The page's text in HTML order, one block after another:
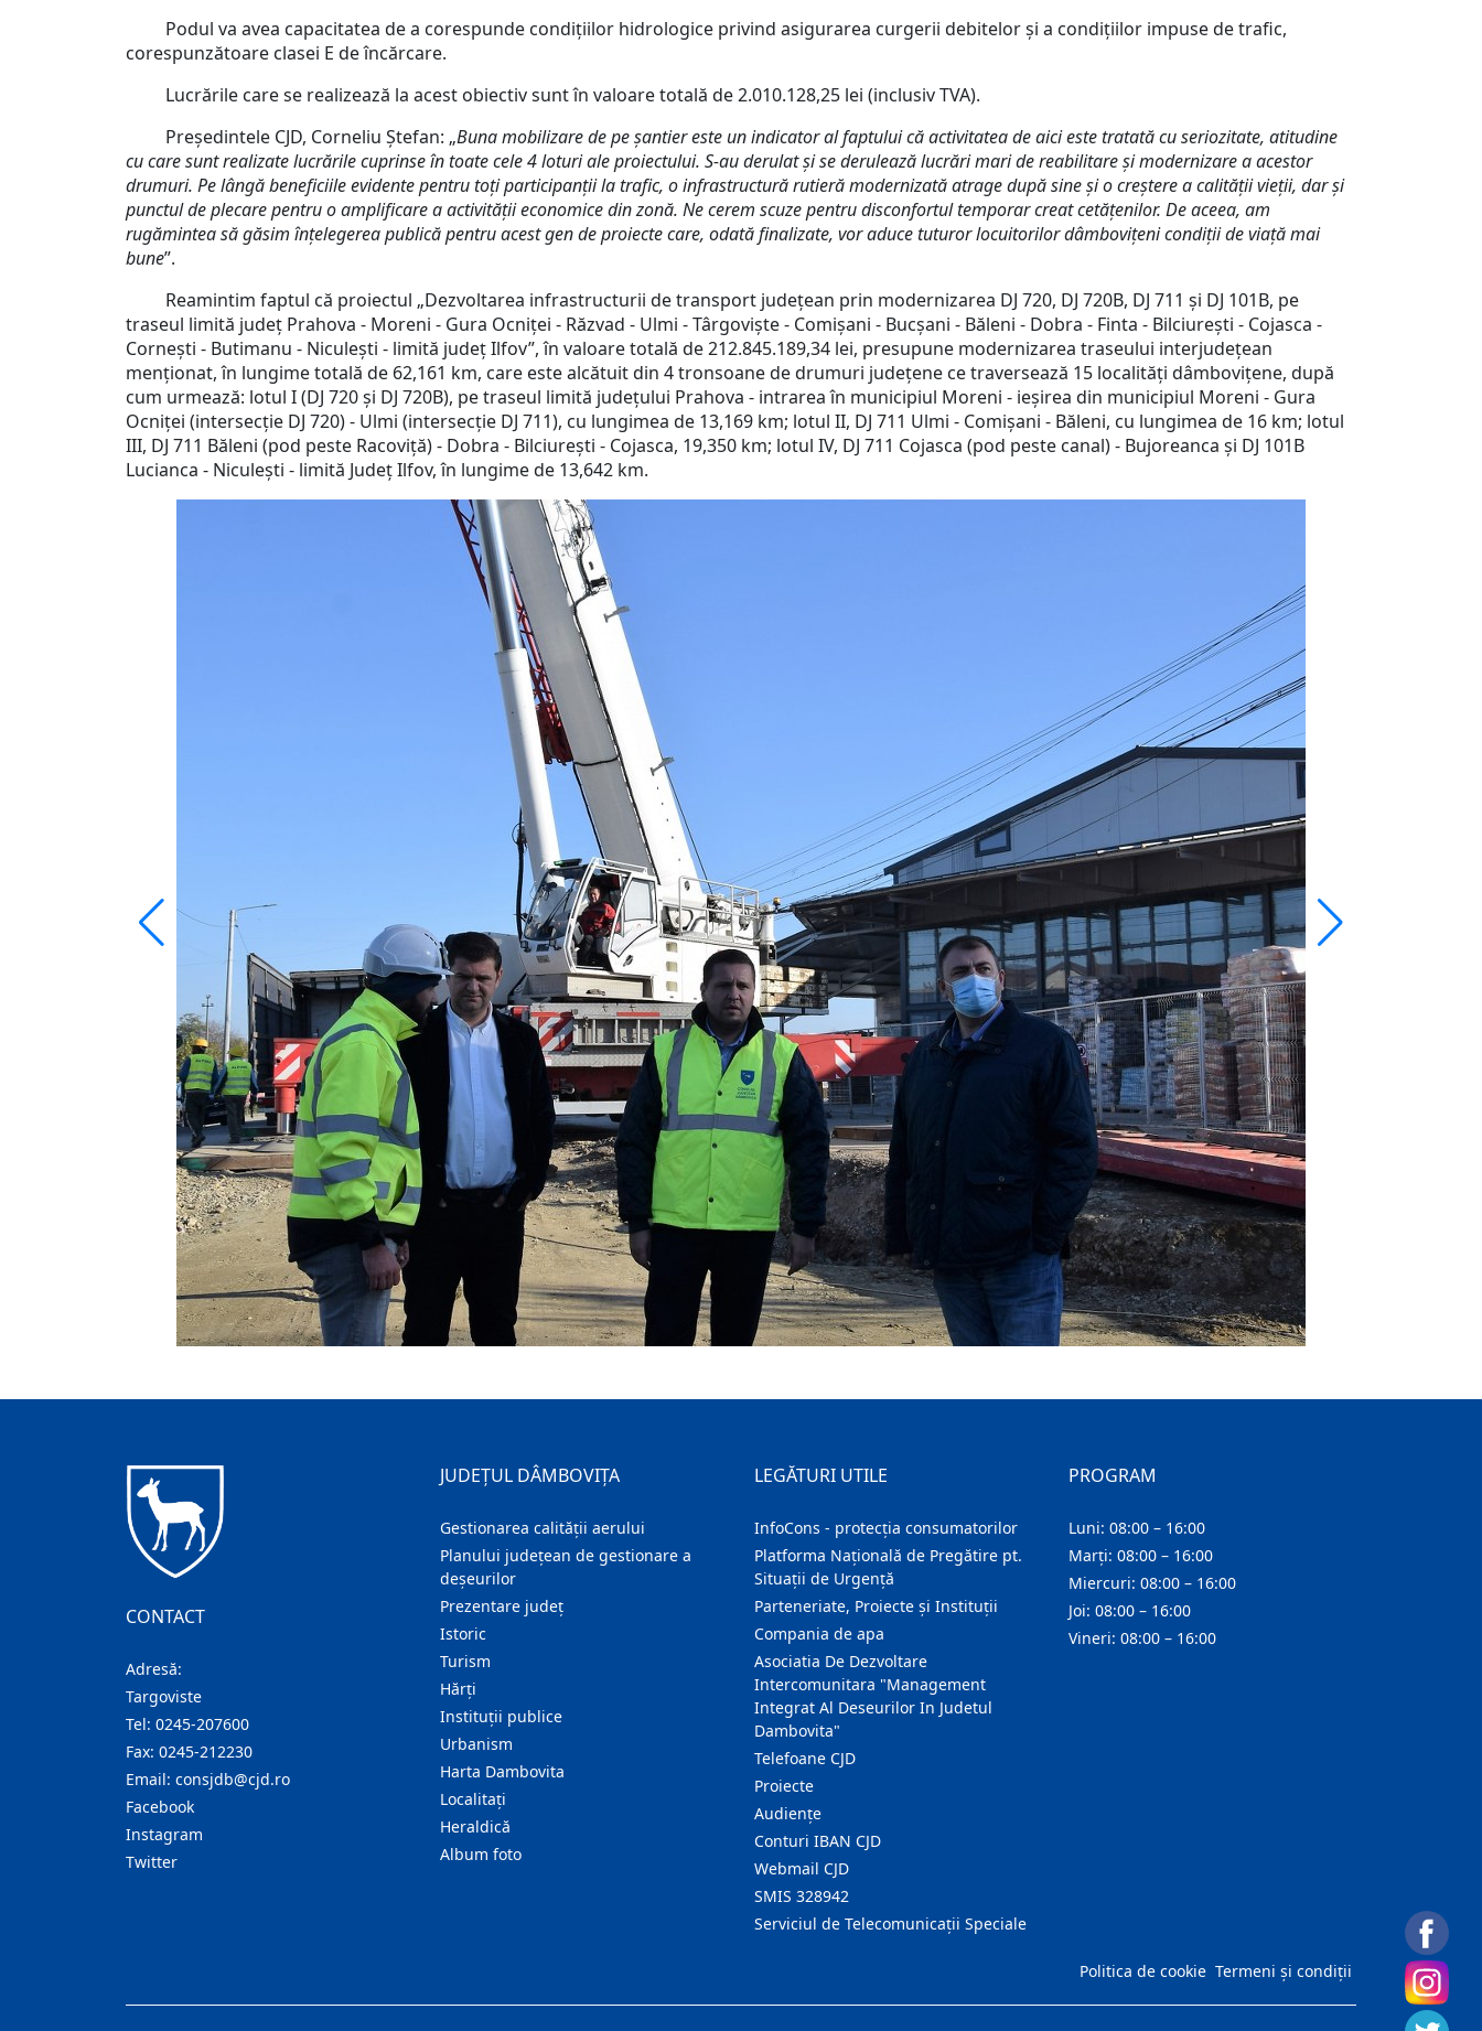
Podul va avea capacitatea de a corespunde condițiilor hidrologice privind asigurarea curgerii debitelor și a condițiilor impuse de trafic,
corespunzătoare clasei E de încărcare.
Lucrările care se realizează la acest obiectiv sunt în valoare totală de 2.010.128,25 lei (inclusiv TVA).
Președintele CJD, Corneliu Ștefan: „Buna mobilizare de pe șantier este un indicator al faptului că activitatea de aici este tratată cu seriozitate, atitudine
cu care sunt realizate lucrările cuprinse în toate cele 4 loturi ale proiectului. S-au derulat și se derulează lucrări mari de reabilitare şi modernizare a acestor
drumuri. Pe lângă beneficiile evidente pentru toţi participanţii la trafic, o infrastructură rutieră modernizată atrage după sine și o creștere a calităţii vieţii, dar și
punctul de plecare pentru o amplificare a activității economice din zonă. Ne cerem scuze pentru disconfortul temporar creat cetățenilor. De aceea, am
rugămintea să găsim înțelegerea publică pentru acest gen de proiecte care, odată finalizate, vor aduce tuturor locuitorilor dâmbovițeni condiții de viață mai
bune”.
Reamintim faptul că proiectul „Dezvoltarea infrastructurii de transport judeţean prin modernizarea DJ 720, DJ 720B, DJ 711 şi DJ 101B, pe
traseul limită judeţ Prahova - Moreni - Gura Ocniţei - Răzvad - Ulmi - Târgovişte - Comişani - Bucşani - Băleni - Dobra - Finta - Bilciureşti - Cojasca -
Corneşti - Butimanu - Niculeşti - limită judeţ Ilfov”, în valoare totală de 212.845.189,34 lei, presupune modernizarea traseului interjudeţean
menţionat, în lungime totală de 62,161 km, care este alcătuit din 4 tronsoane de drumuri judeţene ce traversează 15 localităţi dâmboviţene, după
cum urmează: lotul I (DJ 720 şi DJ 720B), pe traseul limită judeţului Prahova - intrarea în municipiul Moreni - ieşirea din municipiul Moreni - Gura
Ocniţei (intersecţie DJ 720) - Ulmi (intersecţie DJ 711), cu lungimea de 13,169 km; lotul II, DJ 711 Ulmi - Comişani - Băleni, cu lungimea de 16 km; lotul
III, DJ 711 Băleni (pod peste Racoviţă) - Dobra - Bilciureşti - Cojasca, 19,350 km; lotul IV, DJ 711 Cojasca (pod peste canal) - Bujoreanca şi DJ 101B
Lucianca - Niculeşti - limită Judeţ Ilfov, în lungime de 13,642 km.
CONTACT
Adresă:
Targoviste
Tel: 0245-207600
Fax: 0245-212230
Email: consjdb@cjd.ro
Facebook
Instagram
Twitter
JUDEȚUL DÂMBOVIȚA
Gestionarea calității aerului
Planului județean de gestionare a
deșeurilor
Prezentare judeţ
Istoric
Turism
Hărţi
Instituţii publice
Urbanism
Harta Dambovita
Localitaţi
Heraldică
Album foto
LEGĂTURI UTILE
InfoCons - protecția consumatorilor
Platforma Națională de Pregătire pt.
Situații de Urgență
Parteneriate, Proiecte și Instituții
Compania de apa
Asociatia De Dezvoltare
Intercomunitara "Management
Integrat Al Deseurilor In Judetul
Dambovita"
Telefoane CJD
Proiecte
Audienţe
Conturi IBAN CJD
Webmail CJD
SMIS 328942
Serviciul de Telecomunicații Speciale
PROGRAM
Luni: 08:00 – 16:00
Marți: 08:00 – 16:00
Miercuri: 08:00 – 16:00
Joi: 08:00 – 16:00
Vineri: 08:00 – 16:00
Politica de cookie Termeni și condiții